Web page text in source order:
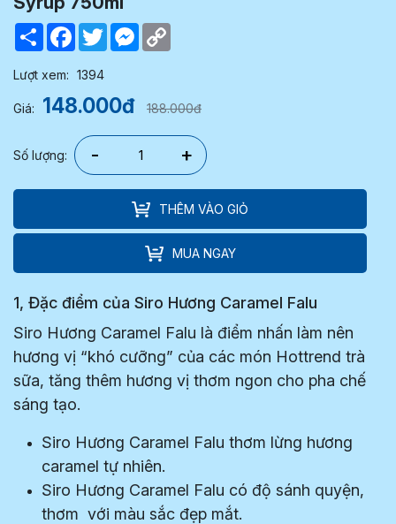
Share Facebook
TwitterMessenger
Lượt xem: 1394
Giá: 148.000đ 188.000đ
Số lượng: - +
THÊM VÀO GIỎ
MUA NGAY
1, Đặc điểm của Siro Hương Caramel Falu
Siro Hương Caramel Falu là điểm nhấn làm nên
hương vị “khó cưỡng” của các món Hottrend trà
sữa, tăng thêm hương vị thơm ngon cho pha chế
sáng tạo.
Siro Hương Caramel Falu thơm lừng hương
caramel tự nhiên.
Siro Hương Caramel Falu có độ sánh quyện,
thơm với màu sắc đẹp mắt.